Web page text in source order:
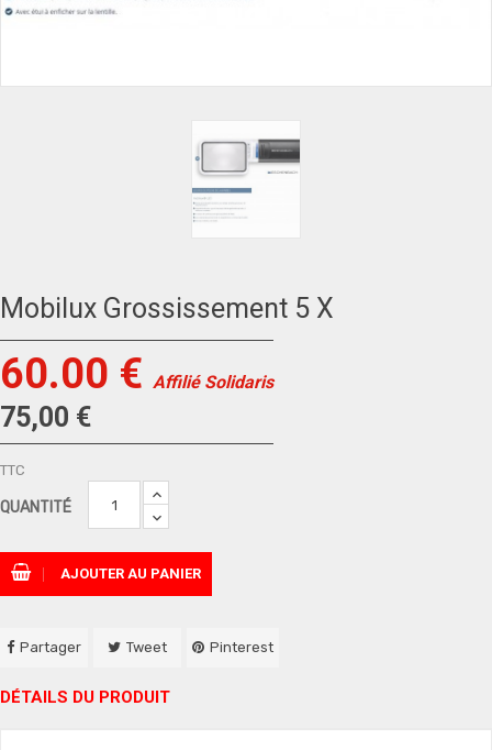
Mobilux Grossissement 5 X
60.00 € Affilié Solidaris
75,00 €
TTC
QUANTITÉ
AJOUTER AU PANIER
Partager Tweet Pinterest
DÉTAILS DU PRODUIT